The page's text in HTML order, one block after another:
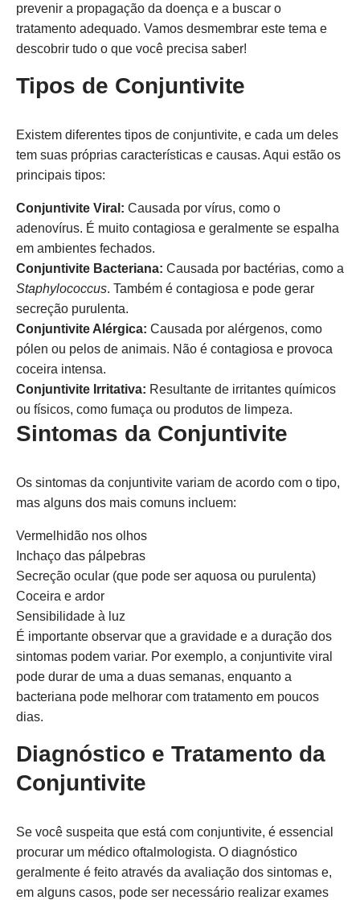
prevenir a propagação da doença e a buscar o
tratamento adequado. Vamos desmembrar este tema e
descobrir tudo o que você precisa saber!
Tipos de Conjuntivite
Existem diferentes tipos de conjuntivite, e cada um deles
tem suas próprias características e causas. Aqui estão os
principais tipos:
Conjuntivite Viral: Causada por vírus, como o
adenovírus. É muito contagiosa e geralmente se espalha
em ambientes fechados.
Conjuntivite Bacteriana: Causada por bactérias, como a
Staphylococcus. Também é contagiosa e pode gerar
secreção purulenta.
Conjuntivite Alérgica: Causada por alérgenos, como
pólen ou pelos de animais. Não é contagiosa e provoca
coceira intensa.
Conjuntivite Irritativa: Resultante de irritantes químicos
ou físicos, como fumaça ou produtos de limpeza.
Sintomas da Conjuntivite
Os sintomas da conjuntivite variam de acordo com o tipo,
mas alguns dos mais comuns incluem:
Vermelhidão nos olhos
Inchaço das pálpebras
Secreção ocular (que pode ser aquosa ou purulenta)
Coceira e ardor
Sensibilidade à luz
É importante observar que a gravidade e a duração dos
sintomas podem variar. Por exemplo, a conjuntivite viral
pode durar de uma a duas semanas, enquanto a
bacteriana pode melhorar com tratamento em poucos
dias.
Diagnóstico e Tratamento da
Conjuntivite
Se você suspeita que está com conjuntivite, é essencial
procurar um médico oftalmologista. O diagnóstico
geralmente é feito através da avaliação dos sintomas e,
em alguns casos, pode ser necessário realizar exames